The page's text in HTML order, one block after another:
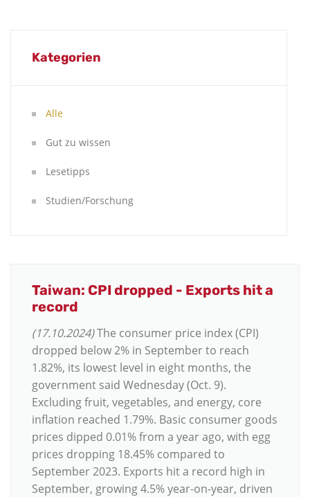
Kategorien
Alle
Gut zu wissen
Lesetipps
Studien/Forschung
Taiwan: CPI dropped - Exports hit a
record
(17.10.2024)The consumer price index (CPI)
dropped below 2% in September to reach
1.82%, its lowest level in eight months, the
government said Wednesday (Oct. 9).
Excluding fruit, vegetables, and energy, core
inflation reached 1.79%. Basic consumer goods
prices dipped 0.01% from a year ago, with egg
prices dropping 18.45% compared to
September 2023. Exports hit a record high in
September, growing 4.5% year-on-year, driven